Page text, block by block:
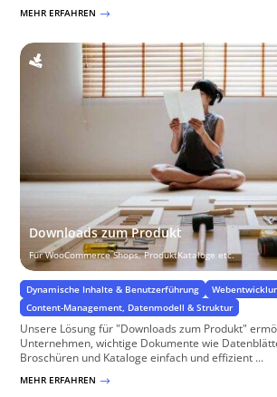
MEHR ERFAHREN $
Downloads zum Produkt
Für WooCommerce Shops, ProduktKataloge etc.
Dynamische Inhalte & Benutzerführung
Content-Management, Datenmodell & Struktur
Unsere Lösung für "Downloads zum Produkt"
Unternehmen, wichtige Dokumente wie
Broschüren und Kataloge einfach und effizient ...
MEHR ERFAHREN $